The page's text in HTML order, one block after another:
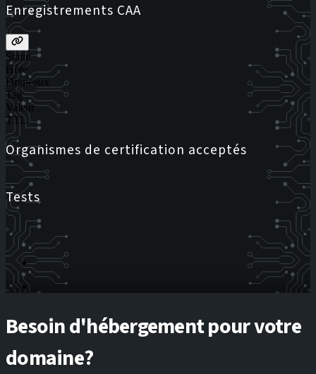
Enregistrements CAA
Statut
Hôte
Drapeaux
Tag
Valeur
TTL
Organismes de certification acceptés
Tests
Besoin d'hébergement pour votre
domaine?